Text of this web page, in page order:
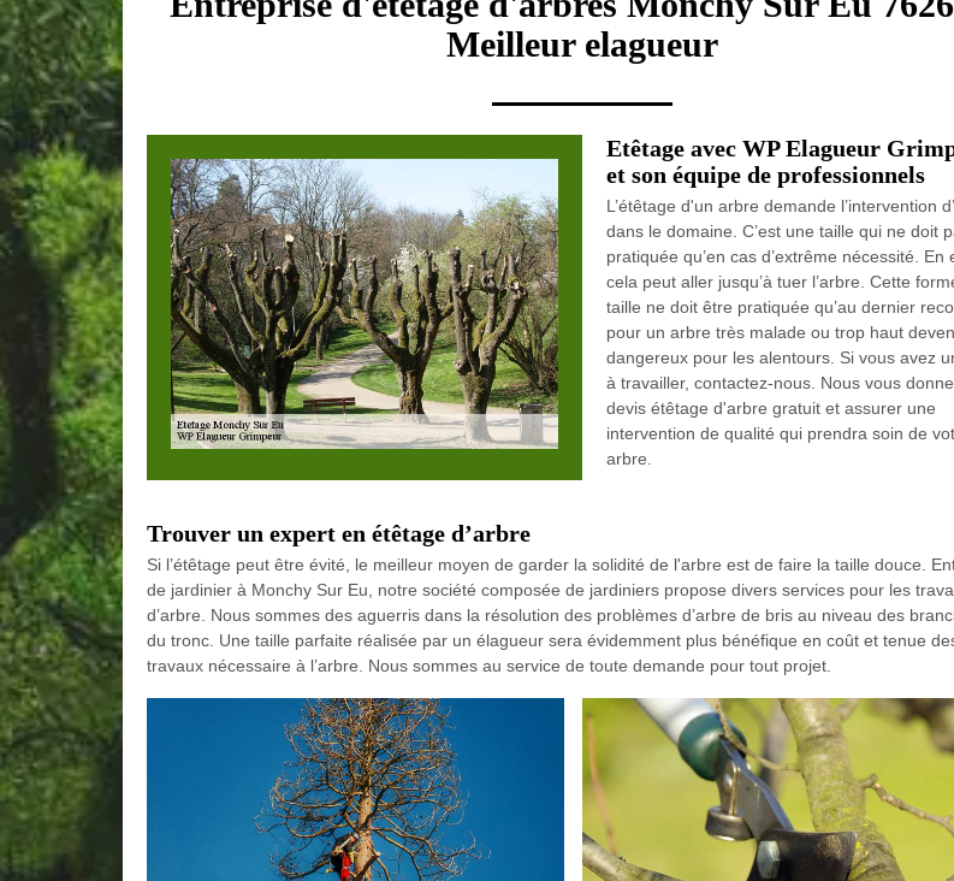
Meilleur elagueur
Etêtage avec WP Elagueur
et son équipe de professionnels
L’étêtage d'un arbre demande l’intervention
dans le domaine. C’est une taille qui ne doit
pratiquée qu’en cas d’extrême nécessité. En
cela peut aller jusqu’à tuer l’arbre. Cette
taille ne doit être pratiquée qu’au dernier
pour un arbre très malade ou trop haut
dangereux pour les alentours. Si vous avez
à travailler, contactez-nous. Nous vous
devis étêtage d'arbre gratuit et assurer une
intervention de qualité qui prendra soin de
arbre.
Trouver un expert en étêtage d’arbre
Si l’étêtage peut être évité, le meilleur moyen de garder la solidité de l'arbre est de faire la taille douce.
de jardinier à Monchy Sur Eu, notre société composée de jardiniers propose divers services pour les
d’arbre. Nous sommes des aguerris dans la résolution des problèmes d’arbre de bris au niveau des
du tronc. Une taille parfaite réalisée par un élagueur sera évidemment plus bénéfique en coût et tenue
travaux nécessaire à l’arbre. Nous sommes au service de toute demande pour tout projet.